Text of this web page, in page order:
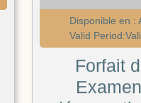
Forfait
Contient cinq